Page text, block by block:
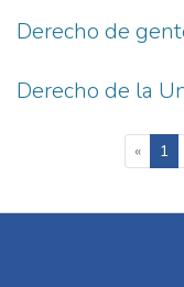
Derecho de
Derecho de la
« 1